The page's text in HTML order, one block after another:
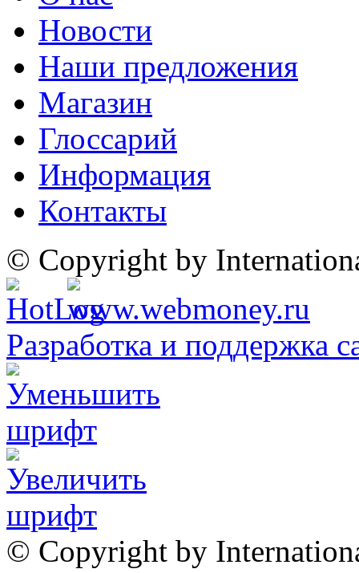
Новости
Наши предложения
Магазин
Глоссарий
Информация
Контакты
© Copyright by
Разработка и поддержка
© Copyright by